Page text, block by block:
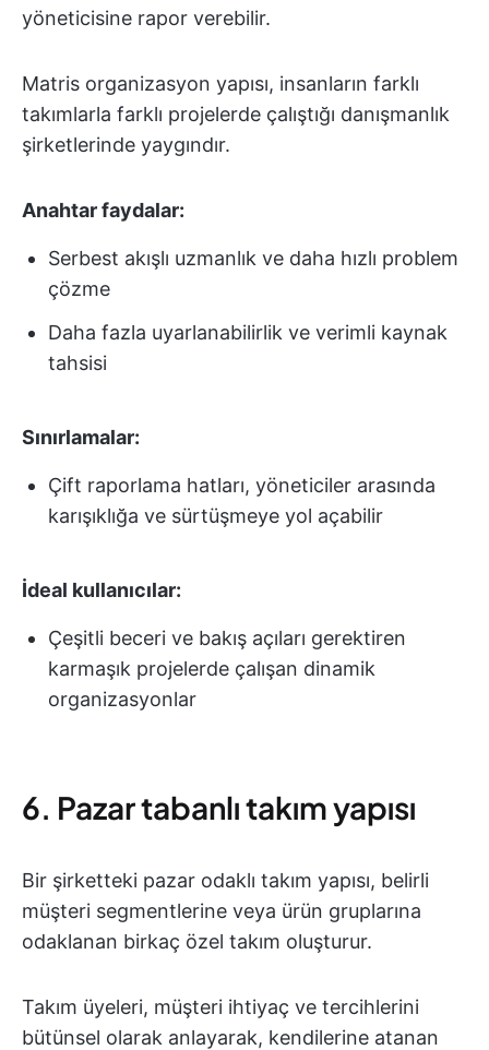
yöneticisine rapor verebilir.
Matris organizasyon yapısı, insanların farklı
takımlarla farklı projelerde çalıştığı danışmanlık
şirketlerinde yaygındır.
Anahtar faydalar:
Serbest akışlı uzmanlık ve daha hızlı problem
çözme
Daha fazla uyarlanabilirlik ve verimli kaynak
tahsisi
Sınırlamalar:
Çift raporlama hatları, yöneticiler arasında
karışıklığa ve sürtüşmeye yol açabilir
İdeal kullanıcılar:
Çeşitli beceri ve bakış açıları gerektiren
karmaşık projelerde çalışan dinamik
organizasyonlar
6. Pazar tabanlı takım yapısı
Bir şirketteki pazar odaklı takım yapısı, belirli
müşteri segmentlerine veya ürün gruplarına
odaklanan birkaç özel takım oluşturur.
Takım üyeleri, müşteri ihtiyaç ve tercihlerini
bütünsel olarak anlayarak, kendilerine atanan